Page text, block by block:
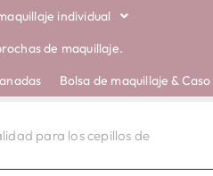
individual
de maquillaje.
Bolsa de maquillaje & Caso
para los cepillos de